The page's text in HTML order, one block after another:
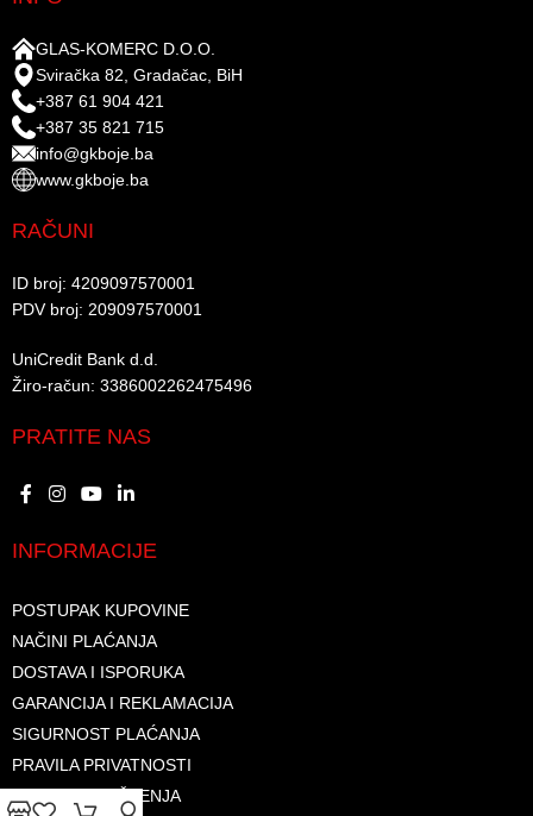
GLAS-KOMERC D.O.O.
Sviračka 82, Gradačac, BiH
+387 61 904 421
+387 35 821 715
info@gkboje.ba
www.gkboje.ba
RAČUNI
ID broj: 4209097570001​
PDV broj: 209097570001 ​
UniCredit Bank d.d.​
Žiro-račun: 3386002262475496​​
PRATITE NAS
INFORMACIJE
POSTUPAK KUPOVINE
NAČINI PLAĆANJA
DOSTAVA I ISPORUKA
GARANCIJA I REKLAMACIJA
SIGURNOST PLAĆANJA
PRAVILA PRIVATNOSTI
USLOVI KORIŠTENJA